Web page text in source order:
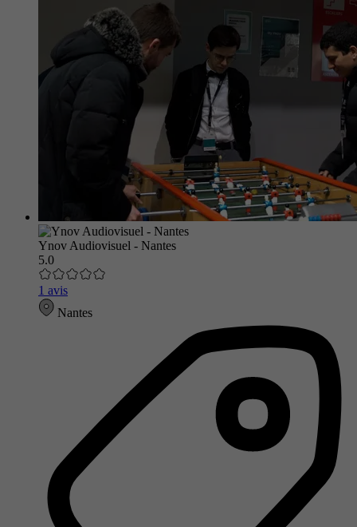
Ynov Audiovisuel - Nantes
5.0
1 avis
Nantes